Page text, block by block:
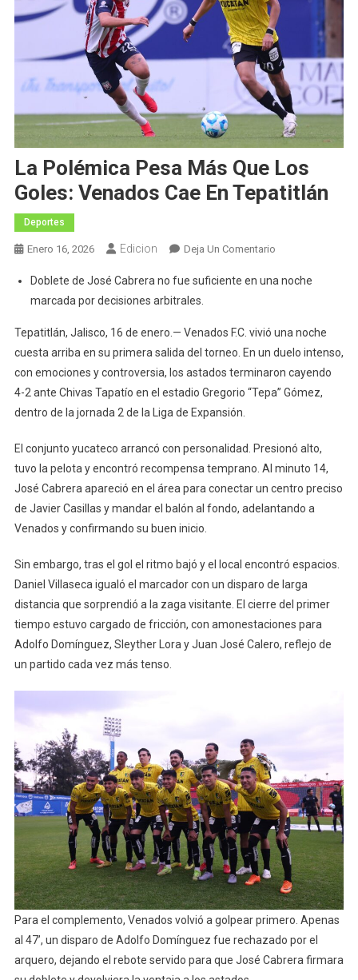
La Polémica Pesa Más Que Los
Goles: Venados Cae En Tepatitlán
Deportes
Enero 16, 2026 Edicion Deja Un ComentarioEn
Polémica
Que
Los
Goles:
Venados
Tepatitlán
Doblete de José Cabrera no fue suficiente en una noche
marcada por decisiones arbitrales.
Tepatitlán, Jalisco, 16 de enero.— Venados F.C. vivió una noche
cuesta arriba en su primera salida del torneo. En un duelo intenso,
con emociones y controversia, los astados terminaron cayendo
4-2 ante Chivas Tapatío en el estadio Gregorio “Tepa” Gómez,
dentro de la jornada 2 de la Liga de Expansión.
El conjunto yucateco arrancó con personalidad. Presionó alto,
tuvo la pelota y encontró recompensa temprano. Al minuto 14,
José Cabrera apareció en el área para conectar un centro preciso
de Javier Casillas y mandar el balón al fondo, adelantando a
Venados y confirmando su buen inicio.
Sin embargo, tras el gol el ritmo bajó y el local encontró espacios.
Daniel Villaseca igualó el marcador con un disparo de larga
distancia que sorprendió a la zaga visitante. El cierre del primer
tiempo estuvo cargado de fricción, con amonestaciones para
Adolfo Domínguez, Sleyther Lora y Juan José Calero, reflejo de
un partido cada vez más tenso.
Para el complemento, Venados volvió a golpear primero. Apenas
al 47’, un disparo de Adolfo Domínguez fue rechazado por el
arquero, dejando el rebote servido para que José Cabrera firmara